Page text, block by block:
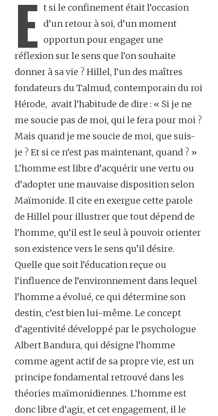
E t si le confinement était l’occasion
d’un retour à soi, d’un moment
opportun pour engager une
réflexion sur le sens que l’on souhaite
donner à sa vie ? Hillel, l’un des maîtres
fondateurs du Talmud, contemporain du roi
Hérode, avait l’habitude de dire : « Si je ne
me soucie pas de moi, qui le fera pour moi ?
Mais quand je me soucie de moi, que suis-
je ? Et si ce n’est pas maintenant, quand ? »
L’homme est libre d’acquérir une vertu ou
d’adopter une mauvaise disposition selon
Maïmonide. Il cite en exergue cette parole
de Hillel pour illustrer que tout dépend de
l’homme, qu’il est le seul à pouvoir orienter
son existence vers le sens qu’il désire.
Quelle que soit l’éducation reçue ou
l’influence de l’environnement dans lequel
l’homme a évolué, ce qui détermine son
destin, c’est bien lui-même. Le concept
d’agentivité développé par le psychologue
Albert Bandura, qui désigne l’homme
comme agent actif de sa propre vie, est un
principe fondamental retrouvé dans les
théories maïmonidiennes. L’homme est
donc libre d’agir, et cet engagement, il le